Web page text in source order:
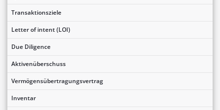
Transaktionsziele
Letter of intent (LOI)
Due Diligence
Aktivenüberschuss
Vermögensübertragungsvertrag
Inventar